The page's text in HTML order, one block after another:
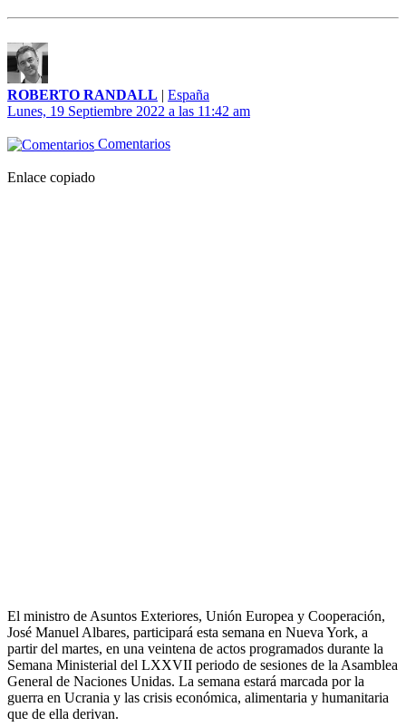
ROBERTO RANDALL | España
Lunes, 19 Septiembre 2022 a las 11:42 am
Comentarios
Enlace copiado
El ministro de Asuntos Exteriores, Unión Europea y Cooperación,
José Manuel Albares, participará esta semana en Nueva York, a
partir del martes, en una veintena de actos programados durante la
Semana Ministerial del LXXVII periodo de sesiones de la Asamblea
General de Naciones Unidas. La semana estará marcada por la
guerra en Ucrania y las crisis económica, alimentaria y humanitaria
que de ella derivan.